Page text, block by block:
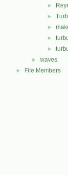
►
►
►
►
►
► waves
► File Members